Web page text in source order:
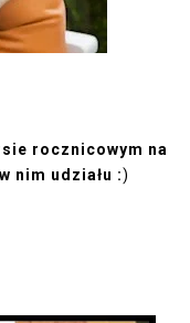
rocznicowym na
nim udziału :)